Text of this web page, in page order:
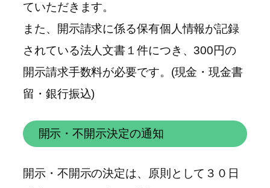
ていただきます。
また、開示請求に係る保有個人情報が記録
されている法人文書１件につき、300円の
開示請求手数料が必要です。(現金・現金書
留・銀行振込)
開示・不開示決定の通知
開示・不開示の決定は、原則として３０日